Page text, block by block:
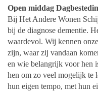
Open middag
Bij Het Andere Wonen
bij de diagnose dementie.
waardevol. Wij kennen
zijn, waar zij vandaan
en wie belangrijk voor hen
hen om zo veel mogelijk
hun eigen tempo, met hun